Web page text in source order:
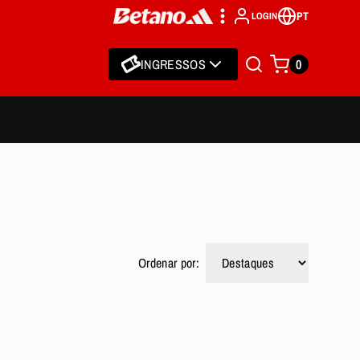
LOGIN PT
INGRESSOS 0
Ordenar por: